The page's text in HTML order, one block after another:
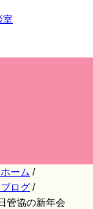
ホーム /
ブログ /
管協の新年会